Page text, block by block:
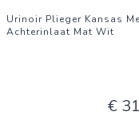
Urinoir Plieger Kansas
Achterinlaat Mat Wit
€